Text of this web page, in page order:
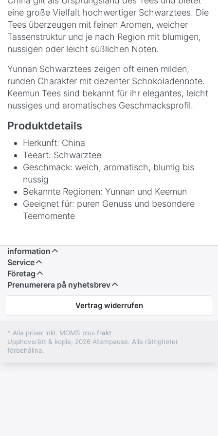
eine große Vielfalt hochwertiger Schwarztees. Die
Tees überzeugen mit feinen Aromen, weicher
Tassenstruktur und je nach Region mit blumigen,
nussigen oder leicht süßlichen Noten.
Yunnan Schwarztees zeigen oft einen milden,
runden Charakter mit dezenter Schokoladennote.
Keemun Tees sind bekannt für ihr elegantes, leicht
nussiges und aromatisches Geschmacksprofil.
Produktdetails
Herkunft: China
Teeart: Schwarztee
Geschmack: weich, aromatisch, blumig bis
nussig
Bekannte Regionen: Yunnan und Keemun
Geeignet für: puren Genuss und besondere
Teemomente
information
Service
Företag
Prenumerera på nyhetsbrev
Vertrag widerrufen
* Alla priser inkl. MOMS plus frakt
Upphovsrätt & kopia; 2026 Atempause. Alla rättigheter
förbehållna.